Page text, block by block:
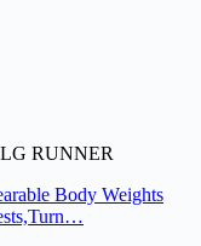
RUNNER
Body Weights